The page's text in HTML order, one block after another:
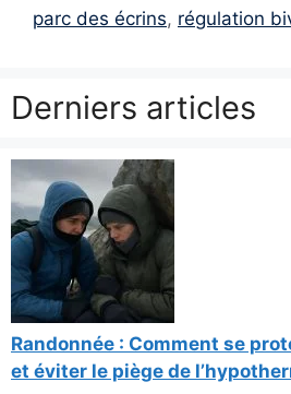
parc des écrins, régulation
Derniers articles
Randonnée : Comment se
et éviter le piège de